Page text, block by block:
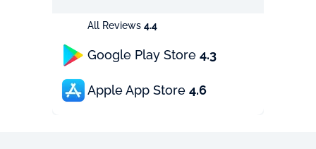
All Reviews 4.4
Google Play Store 4.3
Apple App Store 4.6